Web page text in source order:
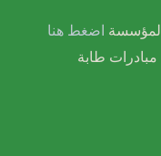
اضغط هنا
طابة